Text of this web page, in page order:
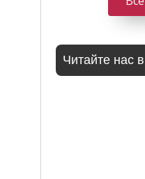
Читайте нас